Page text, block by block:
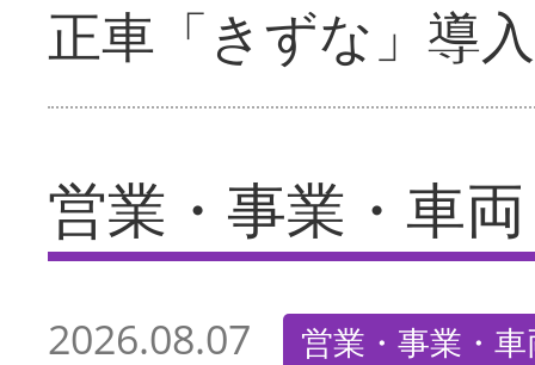
正車「きずな」導入
営業・事業・車両
2026.08.07 営業・事業・